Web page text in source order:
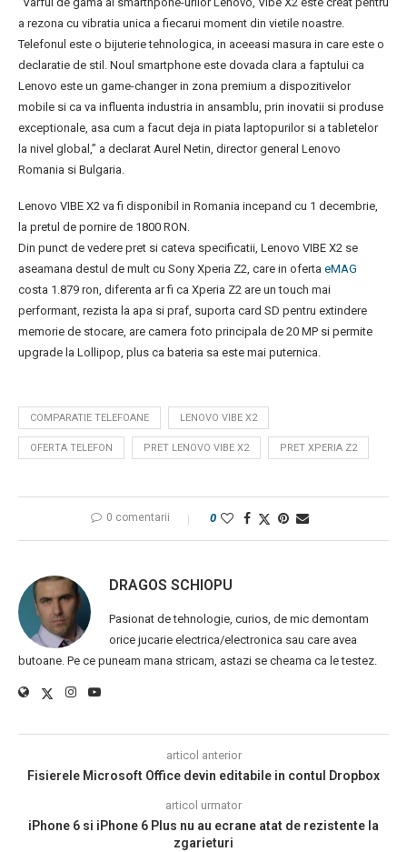
a rezona cu vibratia unica a fiecarui moment din vietile noastre.
Telefonul este o bijuterie tehnologica, in aceeasi masura in care este o
declaratie de stil. Noul smartphone este dovada clara a faptului ca
Lenovo este un game-changer in zona premium a dispozitivelor
mobile si ca va influenta industria in ansamblu, prin inovatii si produse
exceptionale, asa cum a facut deja in piata laptopurilor si a tabletelor
la nivel global,” a declarat Aurel Netin, director general Lenovo
Romania si Bulgaria.
Lenovo VIBE X2 va fi disponibil in Romania incepand cu 1 decembrie,
la pretul de pornire de 1800 RON.
Din punct de vedere pret si cateva specificatii, Lenovo VIBE X2 se
aseamana destul de mult cu Sony Xperia Z2, care in oferta eMAG
costa 1.879 ron, diferenta ar fi ca Xperia Z2 are un touch mai
performant, rezista la apa si praf, suporta card SD pentru extindere
memorie de stocare, are camera foto principala de 20 MP si permite
upgrade la Lollipop, plus ca bateria sa este mai puternica.
COMPARATIE TELEFOANE LENOVO VIBE X2
OFERTA TELEFON PRET LENOVO VIBE X2 PRET XPERIA Z2
0 comentarii 0
DRAGOS SCHIOPU
Pasionat de tehnologie, curios, de mic demontam
orice jucarie electrica/electronica sau care avea
butoane. Pe ce puneam mana stricam, astazi se cheama ca le testez.
articol anterior
Fisierele Microsoft Office devin editabile in contul Dropbox
articol urmator
iPhone 6 si iPhone 6 Plus nu au ecrane atat de rezistente la
zgarieturi